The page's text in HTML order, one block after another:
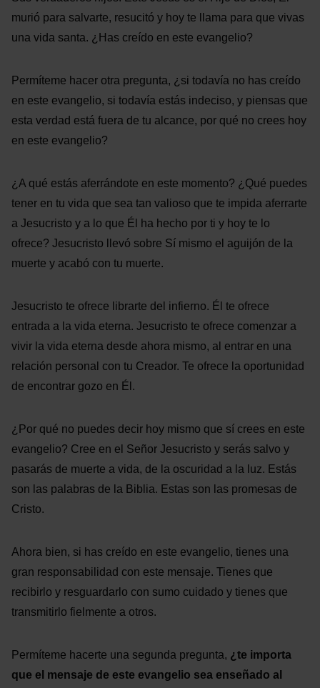
murió para salvarte, resucitó y hoy te llama para que vivas
una vida santa. ¿Has creído en este evangelio?
Permíteme hacer otra pregunta, ¿si todavía no has creído
en este evangelio, si todavía estás indeciso, y piensas que
esta verdad está fuera de tu alcance, por qué no crees hoy
en este evangelio?
¿A qué estás aferrándote en este momento? ¿Qué puedes
tener en tu vida que sea tan valioso que te impida aferrarte
a Jesucristo y a lo que Él ha hecho por ti y hoy te lo
ofrece? Jesucristo llevó sobre Sí mismo el aguijón de la
muerte y acabó con tu muerte.
Jesucristo te ofrece librarte del infierno. Él te ofrece
entrada a la vida eterna. Jesucristo te ofrece comenzar a
vivir la vida eterna desde ahora mismo, al entrar en una
relación personal con tu Creador. Te ofrece la oportunidad
de encontrar gozo en Él.
¿Por qué no puedes decir hoy mismo que sí crees en este
evangelio? Cree en el Señor Jesucristo y serás salvo y
pasarás de muerte a vida, de la oscuridad a la luz. Estás
son las palabras de la Biblia. Estas son las promesas de
Cristo.
Ahora bien, si has creído en este evangelio, tienes una
gran responsabilidad con este mensaje. Tienes que
recibirlo y resguardarlo con sumo cuidado y tienes que
transmitirlo fielmente a otros.
Permíteme hacerte una segunda pregunta, ¿te importa
que el mensaje de este evangelio sea enseñado al